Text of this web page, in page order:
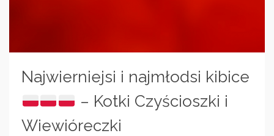
Najwierniejsi i najmłodsi kibice
– Kotki Czyścioszki i
Wiewióreczki